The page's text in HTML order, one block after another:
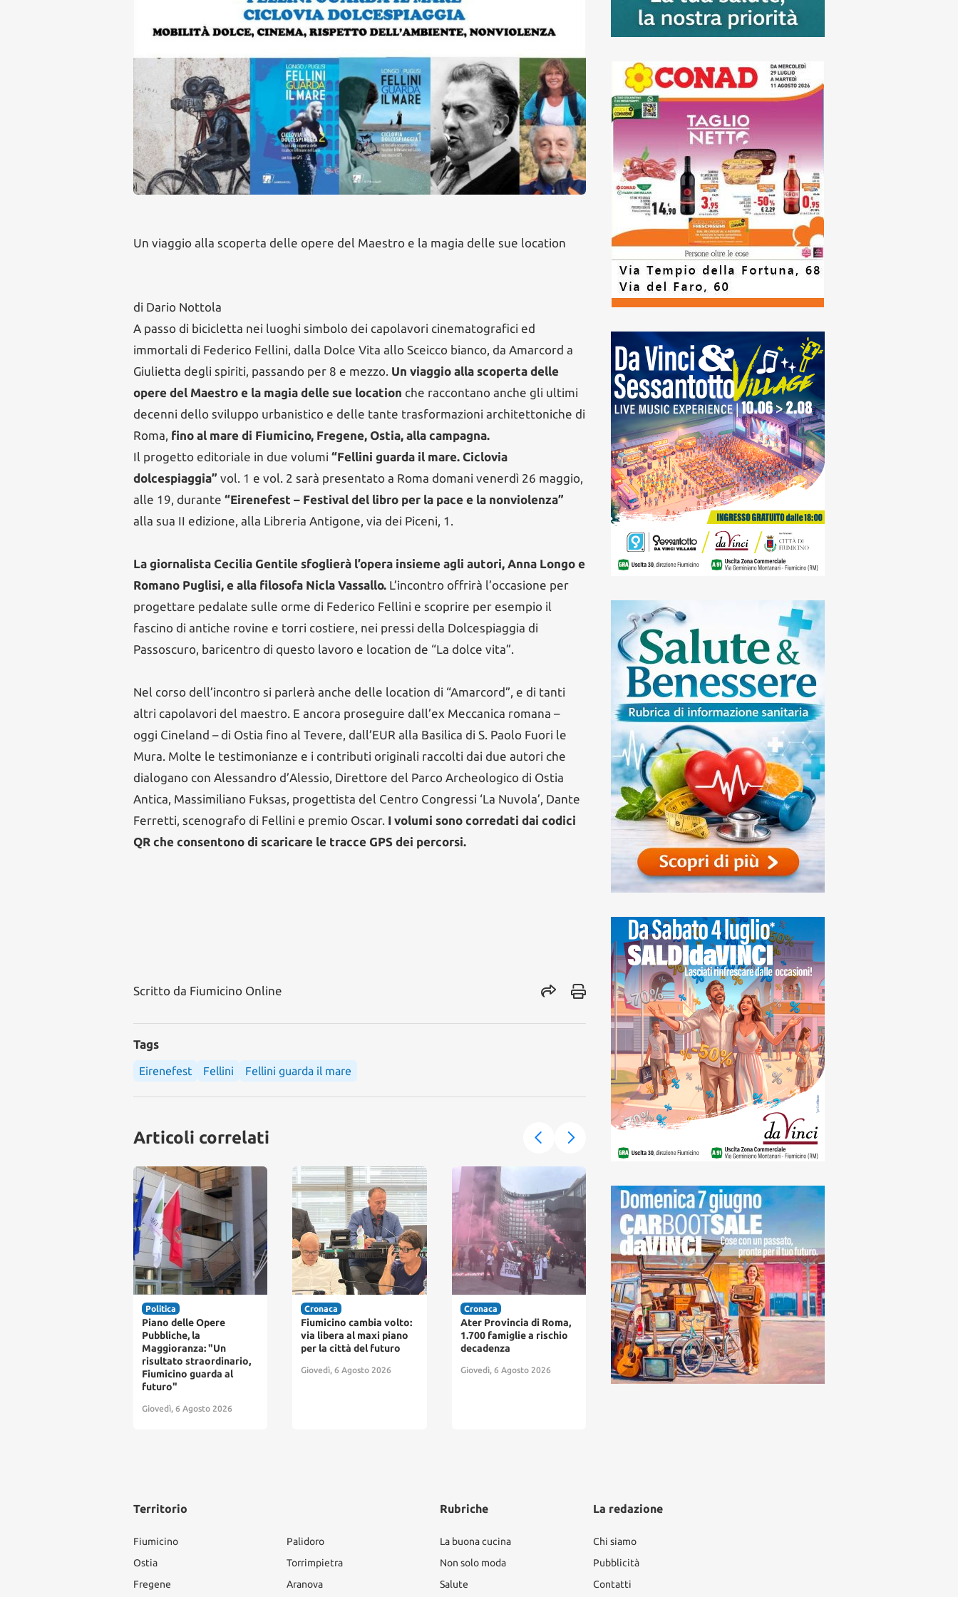
Un viaggio alla scoperta delle opere del Maestro e la magia delle sue location
di Dario Nottola
A passo di bicicletta nei luoghi simbolo dei capolavori cinematografici ed
immortali di Federico Fellini, dalla Dolce Vita allo Sceicco bianco, da Amarcord a
Giulietta degli spiriti, passando per 8 e mezzo. Un viaggio alla scoperta delle
opere del Maestro e la magia delle sue location che raccontano anche gli ultimi
decenni dello sviluppo urbanistico e delle tante trasformazioni architettoniche di
Roma, fino al mare di Fiumicino, Fregene, Ostia, alla campagna.
Il progetto editoriale in due volumi “Fellini guarda il mare. Ciclovia
dolcespiaggia” vol. 1 e vol. 2 sarà presentato a Roma domani venerdì 26 maggio,
alle 19, durante “Eirenefest – Festival del libro per la pace e la nonviolenza”
alla sua II edizione, alla Libreria Antigone, via dei Piceni, 1.
La giornalista Cecilia Gentile sfoglierà l’opera insieme agli autori, Anna Longo e
Romano Puglisi, e alla filosofa Nicla Vassallo. L’incontro offrirà l’occasione per
progettare pedalate sulle orme di Federico Fellini e scoprire per esempio il
fascino di antiche rovine e torri costiere, nei pressi della Dolcespiaggia di
Passoscuro, baricentro di questo lavoro e location de “La dolce vita”.
Nel corso dell’incontro si parlerà anche delle location di “Amarcord”, e di tanti
altri capolavori del maestro. E ancora proseguire dall’ex Meccanica romana –
oggi Cineland – di Ostia fino al Tevere, dall’EUR alla Basilica di S. Paolo Fuori le
Mura. Molte le testimonianze e i contributi originali raccolti dai due autori che
dialogano con Alessandro d’Alessio, Direttore del Parco Archeologico di Ostia
Antica, Massimiliano Fuksas, progettista del Centro Congressi ‘La Nuvola’, Dante
Ferretti, scenografo di Fellini e premio Oscar. I volumi sono corredati dai codici
QR che consentono di scaricare le tracce GPS dei percorsi.
Scritto da Fiumicino Online
Tags
Eirenefest Fellini Fellini guarda il mare
Articoli correlati
Cronaca
Fiumicino cambia volto:
via libera al maxi piano
per la città del futuro
Giovedì, 6 Agosto 2026
Cronaca
Ater Provincia di Roma,
1.700 famiglie a rischio
decadenza
Giovedì, 6 Agosto 2026
Cronaca
Fiumicino dichiara
guerra al degrado: nasce
il “Nucleo Decoro”
Giovedì, 6 Agosto 2026
Cronaca
Fiumicino, sosta a
pagamento a regime: in
arrivo sette nuovi
parcometri e
abbonamenti per
residenti e pendolari
Territorio
Fiumicino
Ostia
Fregene
Palidoro
Torrimpietra
Aranova
Rubriche
La buona cucina
Non solo moda
Salute
La redazione
Chi siamo
Pubblicità
Contatti